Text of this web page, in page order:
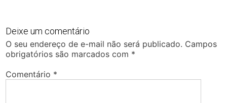
Deixe um comentário
O seu endereço de e-mail não será publicado. Campos
obrigatórios são marcados com *
Comentário *